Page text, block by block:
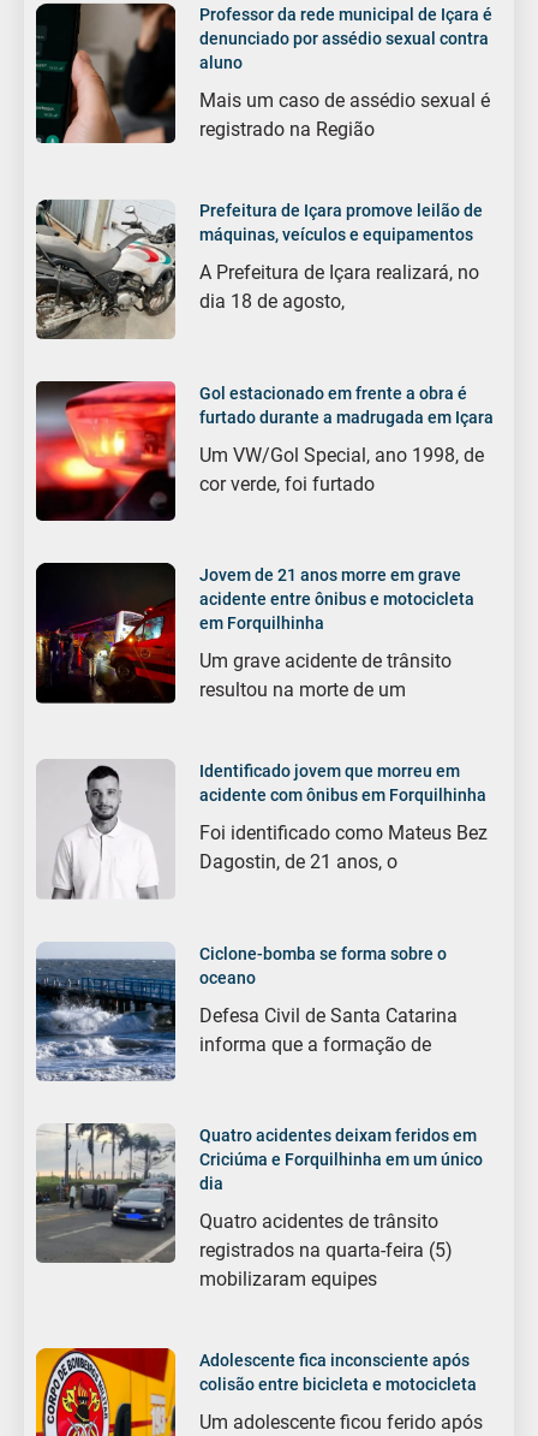
Professor da rede municipal de Içara é
denunciado por assédio sexual contra
aluno
Mais um caso de assédio sexual é
registrado na Região
Prefeitura de Içara promove leilão de
máquinas, veículos e equipamentos
A Prefeitura de Içara realizará, no
dia 18 de agosto,
Gol estacionado em frente a obra é
furtado durante a madrugada em Içara
Um VW/Gol Special, ano 1998, de
cor verde, foi furtado
Jovem de 21 anos morre em grave
acidente entre ônibus e motocicleta
em Forquilhinha
Um grave acidente de trânsito
resultou na morte de um
Identificado jovem que morreu em
acidente com ônibus em Forquilhinha
Foi identificado como Mateus Bez
Dagostin, de 21 anos, o
Ciclone-bomba se forma sobre o
oceano
Defesa Civil de Santa Catarina
informa que a formação de
Quatro acidentes deixam feridos em
Criciúma e Forquilhinha em um único
dia
Quatro acidentes de trânsito
registrados na quarta-feira (5)
mobilizaram equipes
Adolescente fica inconsciente após
colisão entre bicicleta e motocicleta
Um adolescente ficou ferido após